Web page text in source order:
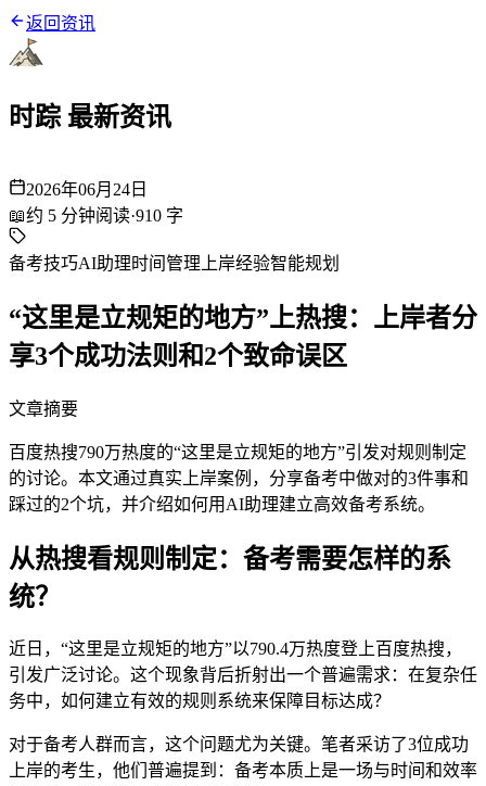
返回资讯
时踪 最新资讯
2026年06月24日
📖约 5 分钟阅读·910 字
备考技巧AI助理时间管理 上岸经验智能规划
“这里是立规矩的地方”上热搜：上岸者分
享3个成功法则和2个致命误区
文章摘要
百度热搜790万热度的“这里是立规矩的地方”引发对规则制定
的讨论。本文通过真实上岸案例，分享备考中做对的3件事和
踩过的2个坑，并介绍如何用AI助理建立高效备考系统。
从热搜看规则制定：备考需要怎样的系
统？
近日，“这里是立规矩的地方”以790.4万热度登上百度热搜，
引发广泛讨论。这个现象背后折射出一个普遍需求：在复杂任
务中，如何建立有效的规则系统来保障目标达成？
对于备考人群而言，这个问题尤为关键。笔者采访了3位成功
上岸的考生，他们普遍提到：备考本质上是一场与时间和效率